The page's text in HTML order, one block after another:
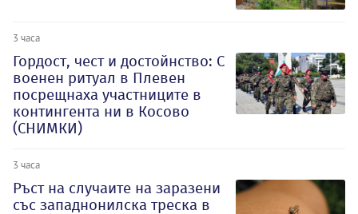
3 часа
Гордост, чест и достойнство: С
военен ритуал в Плевен
посрещнаха участниците в
контингента ни в Косово
(СНИМКИ)
3 часа
Ръст на случаите на заразени
със западнонилска треска в